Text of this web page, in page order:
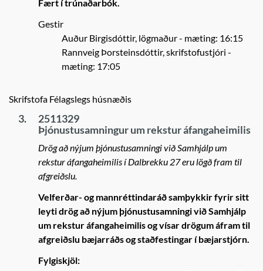
Fært í trúnaðarbók.
Gestir
Auður Birgisdóttir, lögmaður- mæting: 16:15
Rannveig Þorsteinsdóttir, skrifstofustjóri -
mæting: 17:05
Skrifstofa Félagslegs húsnæðis
3.
2511329
Þjónustusamningur um rekstur áfangaheimilis
Drög að nýjum þjónustusamningi við Samhjálp um
rekstur áfangaheimilis í Dalbrekku 27 eru lögð fram til
afgreiðslu.
Velferðar- og mannréttindaráð samþykkir fyrir sitt
leyti drög að nýjum þjónustusamningi við Samhjálp
um rekstur áfangaheimilis og vísar drögum áfram til
afgreiðslu bæjarráðs og staðfestingar í bæjarstjórn.
Fylgiskjöl: